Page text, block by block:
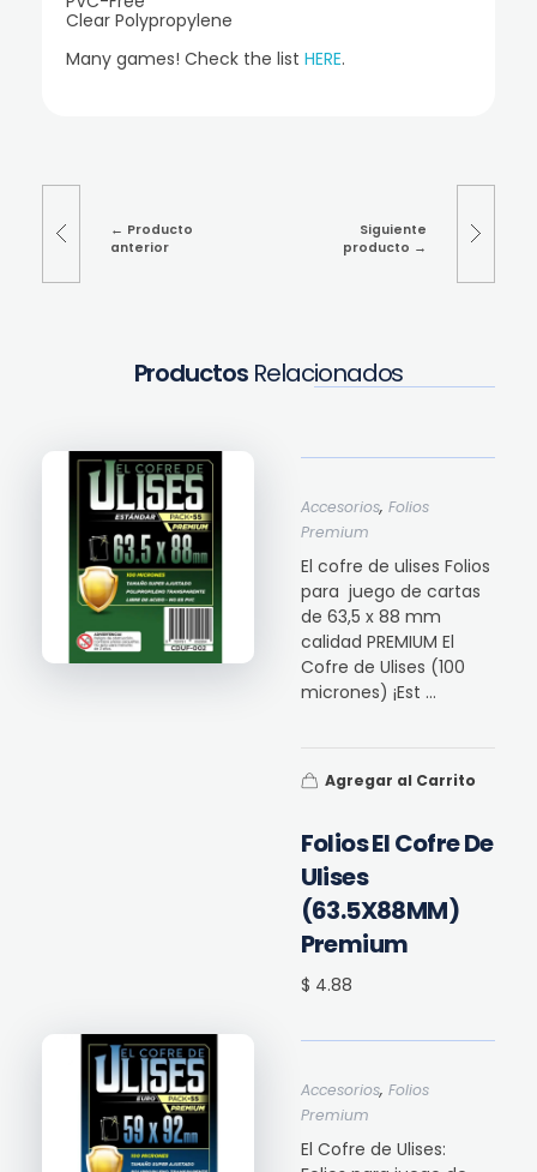
Clear Polypropylene
Many games! Check the list HERE.
Producto
anterior
Siguiente
producto
Productos Relacionados
Folios El Cofre De
Ulises
(63.5X88MM)
Premium
$ 4.88
Accesorios, Folios
Premium
El cofre de ulises Folios
para juego de cartas
de 63,5 x 88 mm
calidad PREMIUM El
Cofre de Ulises (100
micrones) ¡Est ...
Agregar al Carrito
Accesorios, Folios
Premium
El Cofre de Ulises: